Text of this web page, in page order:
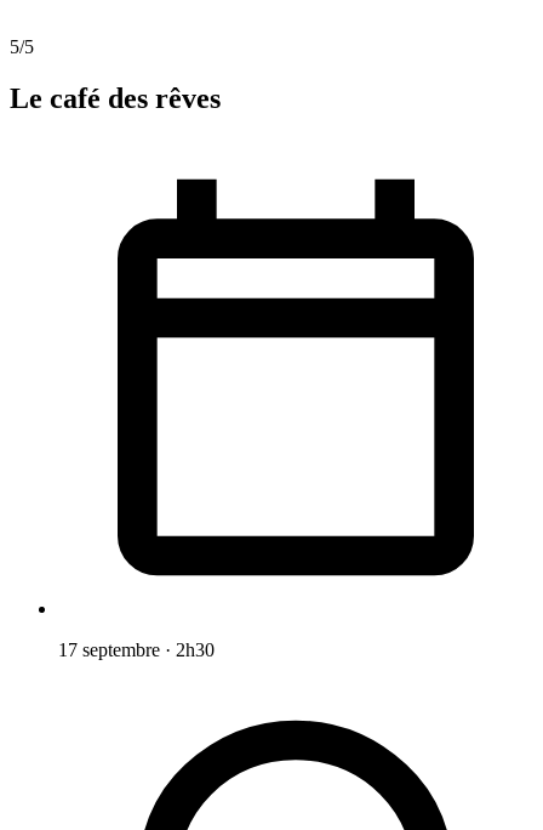
5/5
Le café des rêves
17 septembre · 2h30